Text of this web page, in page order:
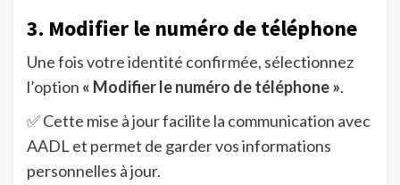
3. Modifier le numéro de téléphone
Une fois votre identité confirmée, sélectionnez
l’option « Modifier le numéro de téléphone ».
✅ Cette mise à jour facilite la communication avec
AADL et permet de garder vos informations
personnelles à jour.